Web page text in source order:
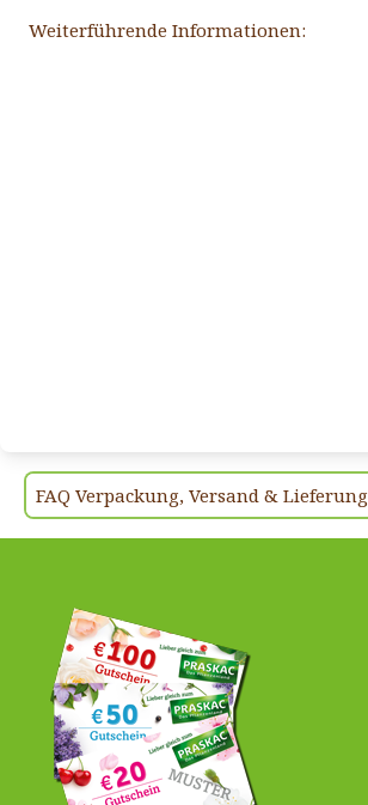
Weiterführende Informationen:
FAQ Verpackung, Versand & Lieferung